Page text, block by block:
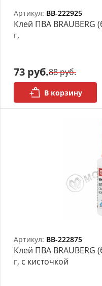
Артикул: BB-222925
Клей ПВА BRAUBERG
г,
73 руб.88 руб.
В корзину
Артикул: BB-222875
Клей ПВА BRAUBERG
г, с кисточкой